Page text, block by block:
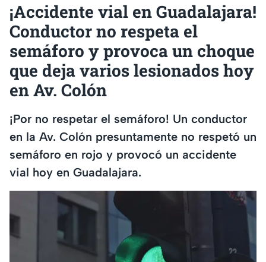
¡Accidente vial en Guadalajara!
Conductor no respeta el
semáforo y provoca un choque
que deja varios lesionados hoy
en Av. Colón
¡Por no respetar el semáforo! Un conductor
en la Av. Colón presuntamente no respetó un
semáforo en rojo y provocó un accidente
vial hoy en Guadalajara.